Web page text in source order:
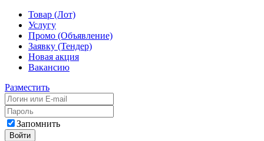
Товар (Лот)
Услугу
Промо (Объявление)
Заявку (Тендер)
Новая акция
Вакансию
Разместить
Запомнить
Войти